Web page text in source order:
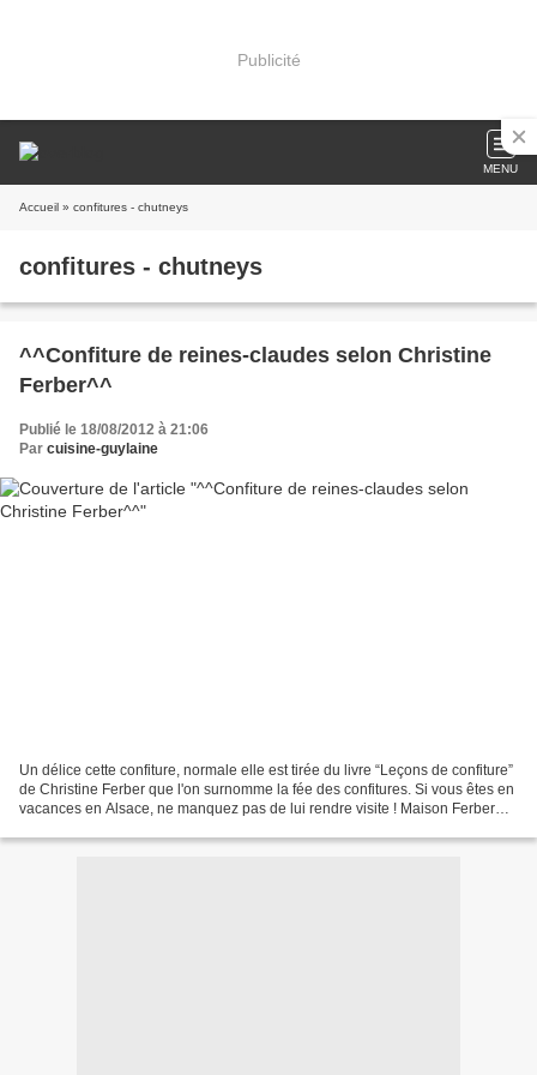
Publicité
MENU
Accueil » confitures - chutneys
confitures - chutneys
^^Confiture de reines-claudes selon Christine
Ferber^^
Publié le 18/08/2012 à 21:06
Par cuisine-guylaine
Un délice cette confiture, normale elle est tirée du livre “Leçons de confiture”
de Christine Ferber que l'on surnomme la fée des confitures. Si vous êtes en
vacances en Alsace, ne manquez pas de lui rendre visite ! Maison Ferber